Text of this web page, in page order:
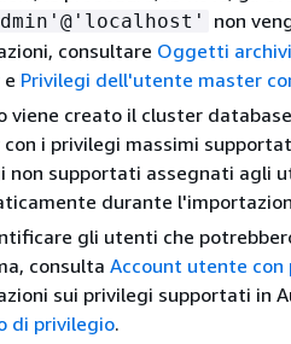
non
consultare Oggetti
e Privilegi dell'utente master
viene creato il cluster
i privilegi massimi
non supportati assegnati agli
durante
gli utenti che
consulta Account utente
sui privilegi supportati in
di privilegio.